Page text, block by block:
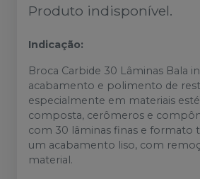
Produto indisponível.
Indicação:
Broca Carbide 30 Lâminas Bala
acabamento e polimento de
especialmente em materiais
composta, cerômeros e
com 30 lâminas finas e formato
um acabamento liso, com
material.